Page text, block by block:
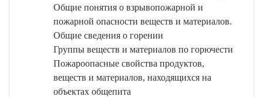
Общие понятия о взрывопожарной и
пожарной опасности веществ и материалов.
Общие сведения о горении
Группы веществ и материалов по горючести
Пожароопасные свойства продуктов,
веществ и материалов, находящихся на
объектах общепита